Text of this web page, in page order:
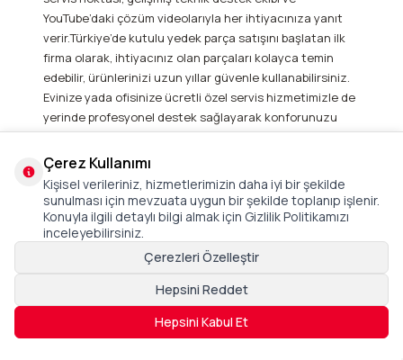
YouTube’daki çözüm videolarıyla her ihtiyacınıza yanıt
verir.Türkiye’de kutulu yedek parça satışını başlatan ilk
firma olarak, ihtiyacınız olan parçaları kolayca temin
edebilir, ürünlerinizi uzun yıllar güvenle kullanabilirsiniz.
Evinize yada ofisinize ücretli özel servis hizmetimizle de
yerinde profesyonel destek sağlayarak konforunuzu
koruyoruz.
Kargo - Teslimat
xDrive olarak siparişlerinizi hızlı, güvenli ve özenle
paketleyerek en kısa sürede adresinize ulaştırıyoruz.
Ürünleriniz, ürün detay sayfasında belirtilen sürede
kargoya teslim edilir ve kargoya verildiğinde size özel
takip numarası ile süreci anlık olarak takip edebilirsiniz.
Belirli ürünlerde aynı gün kargo avantajı sunarken, tüm
Türkiye’ye ücretsiz kargo imkanı sağlıyoruz. Ürünleriniz,
olası hasarlara karşı özel korumalı ambalajlarla
Çerez Kullanımı
Kişisel verileriniz, hizmetlerimizin daha iyi bir şekilde
sunulması için mevzuata uygun bir şekilde toplanıp işlenir.
Konuyla ilgili detaylı bilgi almak için Gizlilik Politikamızı
inceleyebilirsiniz.
Çerezleri Özelleştir
Hepsini Reddet
Hepsini Kabul Et